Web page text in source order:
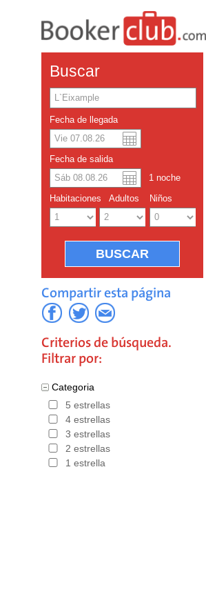
Buscar
Fecha de llegada
Fecha de salida
1 noche
Habitaciones Adultos Niños
Compartir esta página
Criterios de búsqueda.
Filtrar por:
Categoria
5 estrellas
4 estrellas
3 estrellas
2 estrellas
1 estrella